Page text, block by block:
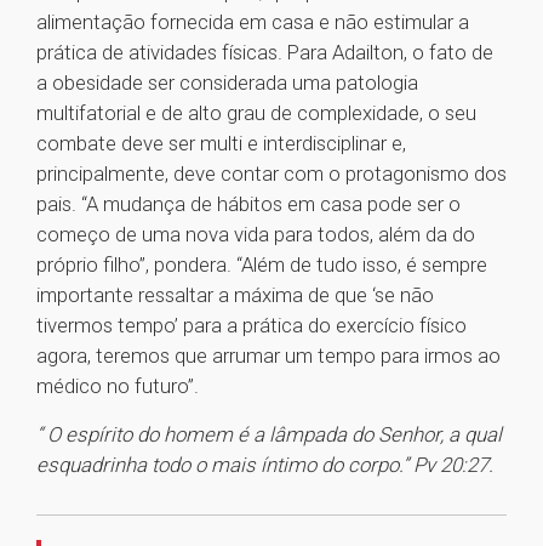
alimentação fornecida em casa e não estimular a
prática de atividades físicas. Para Adailton, o fato de
a obesidade ser considerada uma patologia
multifatorial e de alto grau de complexidade, o seu
combate deve ser multi e interdisciplinar e,
principalmente, deve contar com o protagonismo dos
pais. “A mudança de hábitos em casa pode ser o
começo de uma nova vida para todos, além da do
próprio filho”, pondera. “Além de tudo isso, é sempre
importante ressaltar a máxima de que ‘se não
tivermos tempo’ para a prática do exercício físico
agora, teremos que arrumar um tempo para irmos ao
médico no futuro”.
“ O espírito do homem é a lâmpada do Senhor, a qual
esquadrinha todo o mais íntimo do corpo.” Pv 20:27.
1